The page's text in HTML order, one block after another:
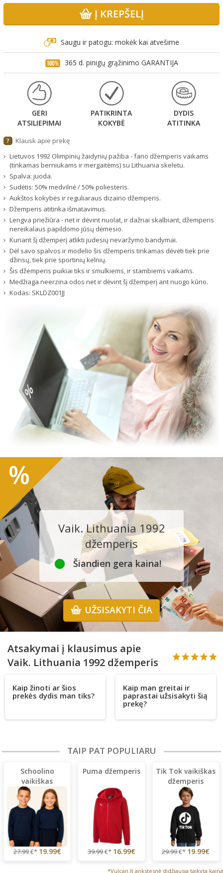
Į KREPŠELĮ
Saugu ir patogu: mokėk kai atvešime
365 d. pinigų grąžinimo GARANTIJA
GERI
ATSILIEPIMAI
PATIKRINTA
KOKYBĖ
DYDIS
ATITINKA
?
Klausk apie prekę
Lietuvos 1992 Olimpinių žaidynių pažiba - fano džemperis vaikams
(tinkamas berniukams ir mergaitėms) su Lithuania skeletu.
Spalva: juoda.
Sudėtis: 50% medvilnė / 50% poliesteris.
Aukštos kokybės ir reguliaraus dizaino džemperis.
Džemperis atitinka išmatavimus.
Lengva priežiūra - net ir dėvint nuolat, ir dažnai skalbiant, džemperis
nereikalaus papildomo jūsų dėmesio.
Kuriant šį džemperį atlikti judesių nevaržymo bandymai.
Dėl savo spalvos ir modelio šis džemperis tinkamas dėvėti tiek prie
džinsų, tiek prie sportinių kelnių.
Šis džemperis puikiai tiks ir smulkiems, ir stambiems vaikams.
Medžiaga neerzina odos net ir dėvint šį džemperį ant nuogo kūno.
Kodas: SKLDZ001JJ
Vaik. Lithuania 1992
džemperis
Šiandien gera kaina!
UŽSISAKYTI ČIA
%
Atsakymai į klausimus apie
Vaik. Lithuania 1992 džemperis
Kaip žinoti ar šios
prekės dydis man tiks?
Kaip man greitai ir
paprastai užsisakyti šią
prekę?
TAIP PAT POPULIARU
Schoolino
vaikiškas
džemperis
27.99€* 19.99€
Puma džemperis
39.99€* 16.99€
Tik Tok vaikiškas
džemperis
29.99€* 19.99€
*Vulcan.lt ankstesnė didžiausia taikyta kaina